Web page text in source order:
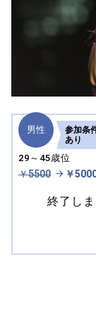
男性
29～45歳位
￥5500 ￥
参加条
あり
終了し